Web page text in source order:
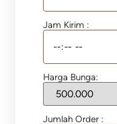
Jam Kirim :
Harga Bunga:
Jumlah Order :